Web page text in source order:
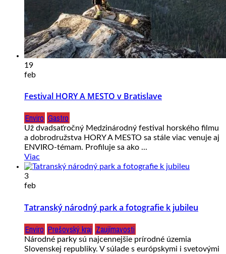
19
feb
Festival HORY A MESTO v Bratislave
Enviro Gastro
Už dvadsaťročný Medzinárodný festival horského filmu
a dobrodružstva HORY A MESTO sa stále viac venuje aj
ENVIRO-témam. Profiluje sa ako ...
Viac
3
feb
Tatranský národný park a fotografie k jubileu
Enviro Prešovský kraj Zaujímavosti
Národné parky sú najcennejšie prírodné územia
Slovenskej republiky. V súlade s európskymi i svetovými